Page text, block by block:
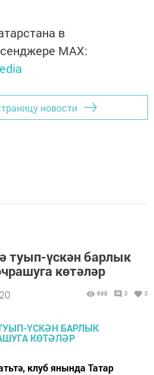
в
MАХ:
новости
туып-үскән барлык
көтәләр
698 0 0
клуб янында Татар